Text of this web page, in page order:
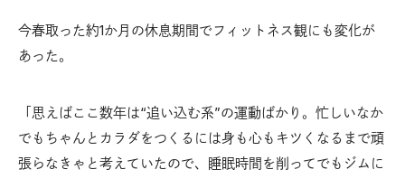
今春取った約1か月の休息期間でフィットネス観にも変化が
あった。
「思えばここ数年は“追い込む系”の運動ばかり。忙しいなか
でもちゃんとカラダをつくるには身も心もキツくなるまで頑
張らなきゃと考えていたので、睡眠時間を削ってでもジムに